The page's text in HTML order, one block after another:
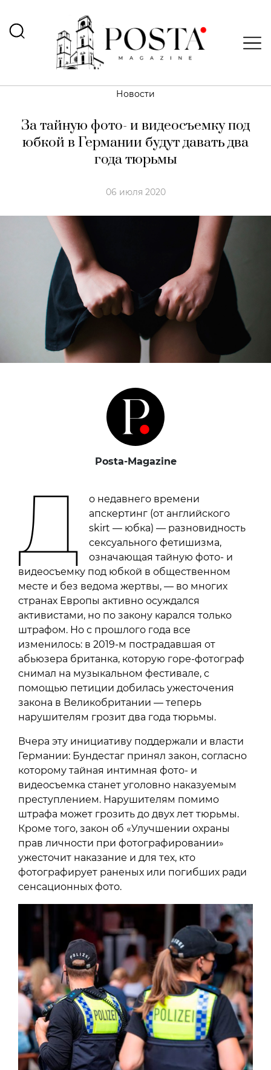
Новости
За тайную фото- и видеосъемку под
юбкой в Германии будут давать два
года тюрьмы
06 июля 2020
Posta-Magazine
Д
о недавнего времени
апскертинг (от английского
skirt — юбка) — разновидность
сексуального фетишизма,
означающая тайную фото- и
видеосъемку под юбкой в общественном
месте и без ведома жертвы, — во многих
странах Европы активно осуждался
активистами, но по закону карался только
штрафом. Но с прошлого года все
изменилось: в 2019-м пострадавшая от
абьюзера британка, которую горе-фотограф
снимал на музыкальном фестивале, с
помощью петиции добилась ужесточения
закона в Великобритании — теперь
нарушителям грозит два года тюрьмы.
Вчера эту инициативу поддержали и власти
Германии: Бундестаг принял закон, согласно
которому тайная интимная фото- и
видеосъемка станет уголовно наказуемым
преступлением. Нарушителям помимо
штрафа может грозить до двух лет тюрьмы.
Кроме того, закон об «Улучшении охраны
прав личности при фотографировании»
ужесточит наказание и для тех, кто
фотографирует раненых или погибших ради
сенсационных фото.